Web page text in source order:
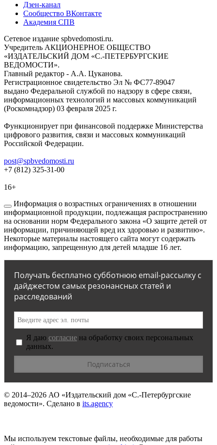
Дзен-канал
Сообщество ВКонтакте
Академия СПВ
Сетевое издание spbvedomosti.ru.
Учредитель АКЦИОНЕРНОЕ ОБЩЕСТВО
«ИЗДАТЕЛЬСКИЙ ДОМ «С.-ПЕТЕРБУРГСКИЕ
ВЕДОМОСТИ».
Главный редактор - А.А. Цуканова.
Регистрационное свидетельство Эл № ФС77-89047
выдано Федеральной службой по надзору в сфере связи,
информационных технологий и массовых коммуникаций
(Роскомнадзор) 03 февраля 2025 г.
Функционирует при финансовой поддержке Министерства
цифрового развития, связи и массовых коммуникаций
Российской Федерации.
post@spbvedomosti.ru
+7 (812) 325-31-00
16+
Информация о возрастных ограничениях в отношении
информационной продукции, подлежащая распространению
на основании норм Федерального закона «О защите детей от
информации, причиняющей вред их здоровью и развитию».
Некоторые материалы настоящего сайта могут содержать
информацию, запрещенную для детей младше 16 лет.
Получать бесплатно субботнюю email-рассылку с
дайджестом самых резонансных статей и
расследований
Я даю согласие на обработку своих персональных
данных.
© 2014–2026 АО «Издательский дом «С.-Петербургские
ведомости». Сделано в its.agency
Мы используем текстовые файлы, необходимые для работы